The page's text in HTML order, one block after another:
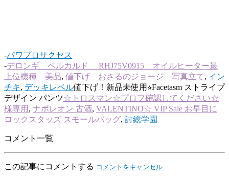
-パワプロサクセス
-デロンギ ベルカルド RHJ75V0915 オイルヒーター最
上位機種 美品, 値下げ おさるのジョージ 写真立て, イン
チキ, デッキレベル値下げ！新品未使用⭐︎Facetasm ストライプ
デザイン パンツ☆トロスマン☆プロフ確認してください☆
様専用 , ナポレオン 古酒, VALENTINO☆ VIP Sale お早目に
ロックスタッズ スモールバッグ, 討総学園
コメント一覧
この記事にコメントする コメントをキャンセル